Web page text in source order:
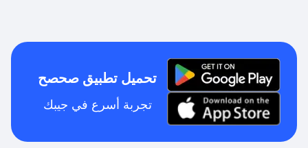
تحميل تطبيق صحصح
تجربة أسرع في جيبك